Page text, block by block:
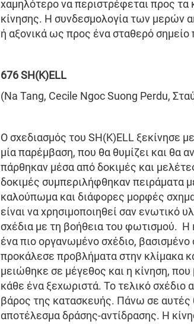
χαμηλότερο να περιστρέφεται προς
κίνησης. Η συνδεσμολογία των μερών
ή αξονικά ως προς ένα σταθερό σημείο
676 SH(K)ELL
(Na Tang, Cecile Ngoc Suong Perdu,
Ο σχεδιασμός του SH(K)ELL ξεκίνησε
μία παρέμβαση, που θα θυμίζει και θα
πάρθηκαν μέσα από δοκιμές και
δοκιμές συμπεριλήφθηκαν πειράματα
καλούπωμα και διάφορες μορφές
είναι να χρησιμοποιηθεί σαν ενωτικό
σχέδια με τη βοήθεια του φωτισμού. Η
ένα πιο οργανωμένο σχέδιο,
προκάλεσε προβλήματα στην κλίμακα
μειώθηκε σε μέγεθος και η κίνηση,
κάθε ένα ξεχωριστά. Το τελικό σχέδιο
βάρος της κατασκευής. Πάνω σε αυτές
αποτέλεσμα δράσης-αντίδρασης. Η